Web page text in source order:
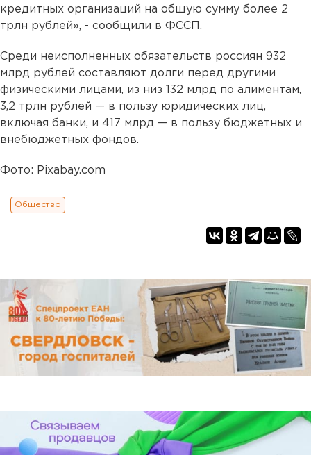
кредитных организаций на общую сумму более 2
трлн рублей», - сообщили в ФССП.
Среди неисполненных обязательств россиян 932
млрд рублей составляют долги перед другими
физическими лицами, из низ 132 млрд по алиментам,
3,2 трлн рублей — в пользу юридических лиц,
включая банки, и 417 млрд — в пользу бюджетных и
внебюджетных фондов.
Фото: Pixabay.com
Общество